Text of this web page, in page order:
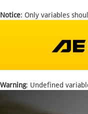
Notice: Only variables
Warning: Undefined